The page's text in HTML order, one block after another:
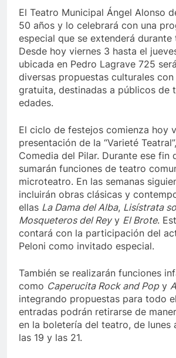
El Teatro Municipal Ángel Alonso
50 años y lo celebrará con una
especial que se extenderá
Desde hoy viernes 3 hasta el
ubicada en Pedro Lagrave 725
diversas propuestas culturales con
gratuita, destinadas a públicos de
edades.
El ciclo de festejos comienza hoy
presentación de la “Varieté
Comedia del Pilar. Durante ese fin
sumarán funciones de teatro
microteatro. En las semanas
incluirán obras clásicas y
ellas La Dama del Alba, Lisístrata
Mosqueteros del Reyy El Brote.
contará con la participación del
Peloni como invitado especial.
También se realizarán funciones
como Caperucita Rock and Popy
integrando propuestas para todo
entradas podrán retirarse de
en la boletería del teatro, de lunes
las 19 y las 21.